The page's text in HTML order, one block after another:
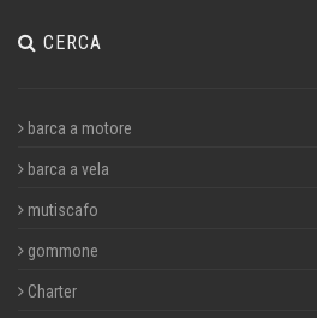
CERCA
barca a motore
barca a vela
mutiscafo
gommone
Charter